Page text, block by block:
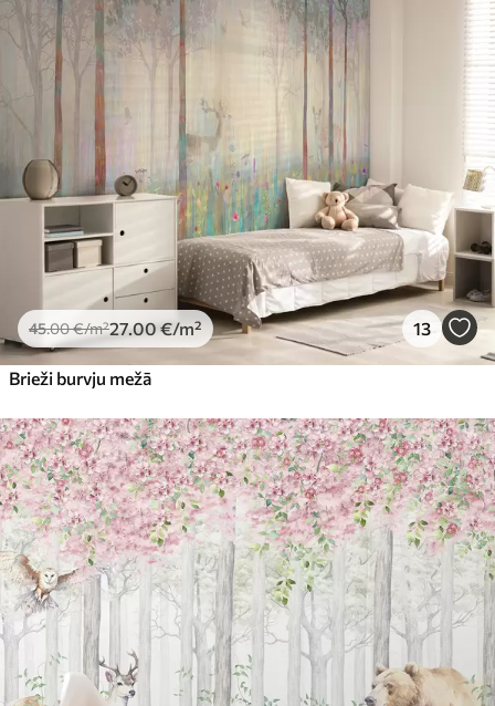
45.00€/m²27.00 €/m² 13
Brieži burvju mežā